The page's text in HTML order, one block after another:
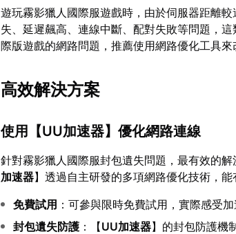
遊玩霧影獵人國際服遊戲時，由於伺服器距離
失、延遲飆高、連線中斷、配對失敗等問題，
際版遊戲的網路問題，推薦使用網路優化工具來
高效解決方案
使用【UU加速器】優化網路連線
針對霧影獵人國際服封包遺失問題，最有效的
加速器】透過自主研發的多項網路優化技術，
免費試用 ：可參與限時免費試用，實際感受
封包遺失防護 ：【UU加速器】的封包防護機